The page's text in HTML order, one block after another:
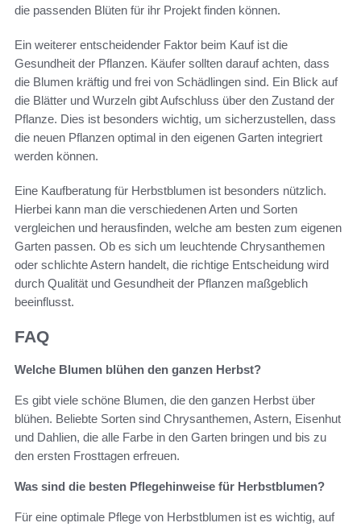
die passenden Blüten für ihr Projekt finden können.
Ein weiterer entscheidender Faktor beim Kauf ist die
Gesundheit der Pflanzen. Käufer sollten darauf achten, dass
die Blumen kräftig und frei von Schädlingen sind. Ein Blick auf
die Blätter und Wurzeln gibt Aufschluss über den Zustand der
Pflanze. Dies ist besonders wichtig, um sicherzustellen, dass
die neuen Pflanzen optimal in den eigenen Garten integriert
werden können.
Eine Kaufberatung für Herbstblumen ist besonders nützlich.
Hierbei kann man die verschiedenen Arten und Sorten
vergleichen und herausfinden, welche am besten zum eigenen
Garten passen. Ob es sich um leuchtende Chrysanthemen
oder schlichte Astern handelt, die richtige Entscheidung wird
durch Qualität und Gesundheit der Pflanzen maßgeblich
beeinflusst.
FAQ
Welche Blumen blühen den ganzen Herbst?
Es gibt viele schöne Blumen, die den ganzen Herbst über
blühen. Beliebte Sorten sind Chrysanthemen, Astern, Eisenhut
und Dahlien, die alle Farbe in den Garten bringen und bis zu
den ersten Frosttagen erfreuen.
Was sind die besten Pflegehinweise für Herbstblumen?
Für eine optimale Pflege von Herbstblumen ist es wichtig, auf